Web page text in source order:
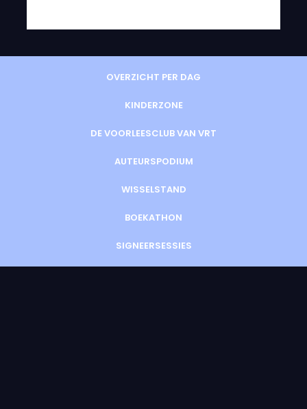
OVERZICHT PER DAG
KINDERZONE
DE VOORLEESCLUB VAN VRT
AUTEURSPODIUM
WISSELSTAND
BOEKATHON
SIGNEERSESSIES